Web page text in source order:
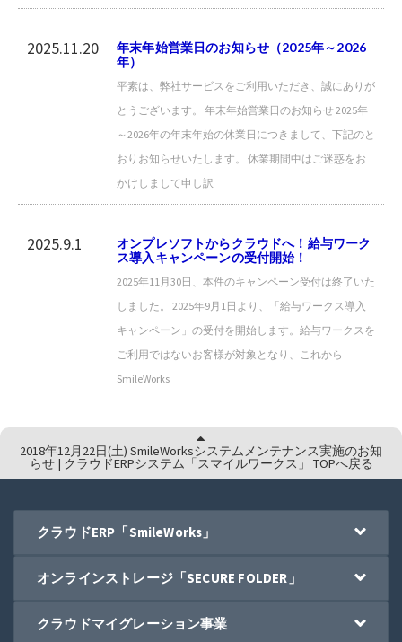
2025.11.20
年末年始営業日のお知らせ（2025年～2026
年）
平素は、弊社サービスをご利用いただき、誠にありが
とうございます。 年末年始営業日のお知らせ 2025年
～2026年の年末年始の休業日につきまして、下記のと
おりお知らせいたします。 休業期間中はご迷惑をお
かけしまして申し訳
2025.9.1
オンプレソフトからクラウドへ！給与ワーク
ス導入キャンペーンの受付開始！
2025年11月30日、本件のキャンペーン受付は終了いた
しました。 2025年9月1日より、「給与ワークス導入
キャンペーン」の受付を開始します。給与ワークスを
ご利用ではないお客様が対象となり、これから
SmileWorks
2018年12月22日(土) SmileWorksシステムメンテナンス実施のお知
らせ | クラウドERPシステム「スマイルワークス」 TOPへ戻る
クラウドERP「SmileWorks」
オンラインストレージ「SECURE FOLDER」
クラウドマイグレーション事業